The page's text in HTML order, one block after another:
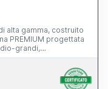
alta gamma, costruito
PREMIUM progettata
grandi,
e attrezzature;
componenti di
con 39.500 ore di